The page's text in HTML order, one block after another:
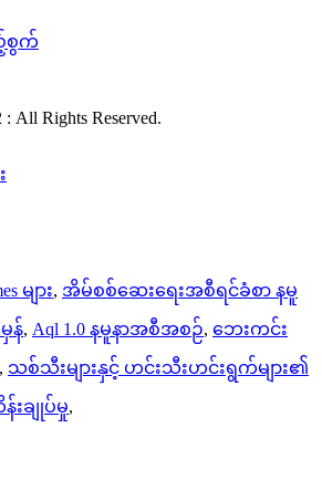
All Rights Reserved.
များ, အိမ်စစ်ဆေးရေးအစီရင်ခံစာ နမူ
န်, Aql 1.0 နမူနာအစီအစဉ်, ဘေးကင်း
, သစ်သီးများနှင့် ဟင်းသီးဟင်းရွက်များ၏
ချုပ်မှု,